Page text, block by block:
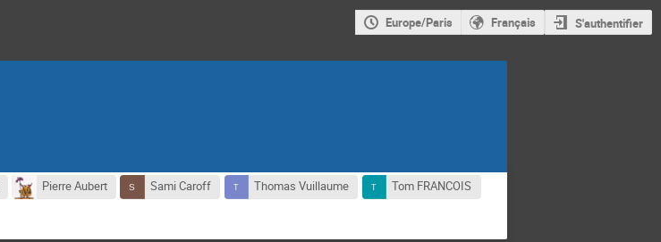
Europe/Paris Français S'authentifier
Pierre Aubert Sami Caroff Thomas Vuillaume
Tom FRANCOIS